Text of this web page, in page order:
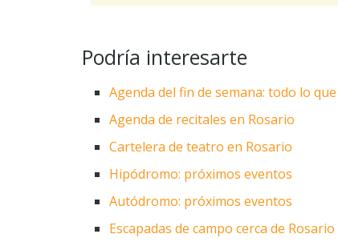
Podría interesarte
Agenda del fin de semana: todo lo
Agenda de recitales en Rosario
Cartelera de teatro en Rosario
Hipódromo: próximos eventos
Autódromo: próximos eventos
Escapadas de campo cerca de Rosario